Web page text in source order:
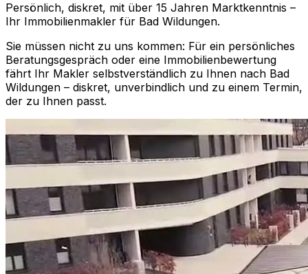
Persönlich, diskret, mit über 15 Jahren Marktkenntnis –
Ihr Immobilienmakler für Bad Wildungen.
Sie müssen nicht zu uns kommen: Für ein persönliches
Beratungsgespräch oder eine Immobilienbewertung
fährt Ihr Makler selbstverständlich zu Ihnen nach Bad
Wildungen – diskret, unverbindlich und zu einem Termin,
der zu Ihnen passt.